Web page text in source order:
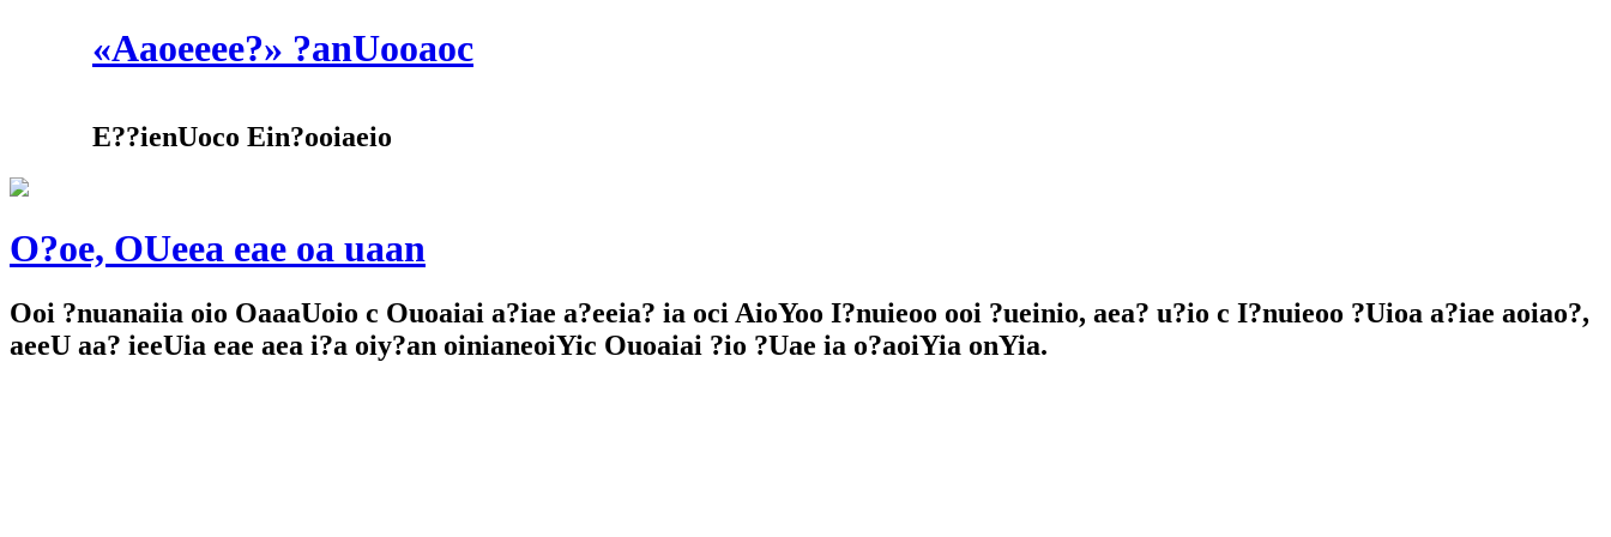
«Aaoeeee?» ?anUooaoc
E??ienUoco Ein?ooiaeio
O?oe, OUeea eae oa uaan
Ooi ?nuanaiia oio OaaaUoio c Ouoaiai a?iae a?eeia? ia oci AioYoo I?nuieoo ooi ?ueinio, aea? u?io c I?nuieoo ?Uioa a?iae aoiao?,
aeeU aa? ieeUia eae aea i?a oiy?an oinianeoiYic Ouoaiai ?io ?Uae ia o?aoiYia onYia.